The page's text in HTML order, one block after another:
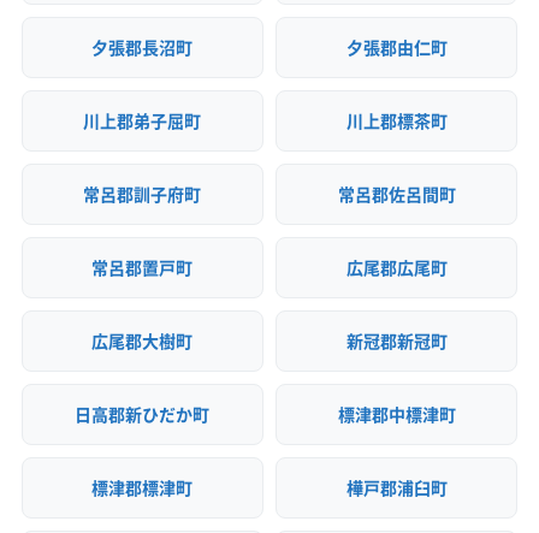
夕張郡長沼町 夕張郡由仁町
川上郡弟子屈町 川上郡標茶町
常呂郡訓子府町 常呂郡佐呂間町
常呂郡置戸町 広尾郡広尾町
広尾郡大樹町 新冠郡新冠町
日高郡新ひだか町 標津郡中標津町
標津郡標津町 樺戸郡浦臼町